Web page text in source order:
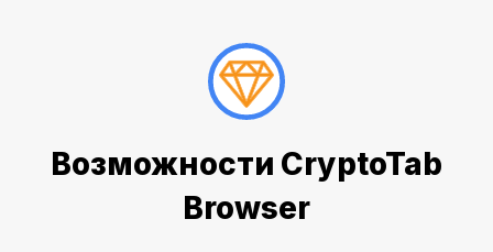
Возможности CryptoTab
Browser